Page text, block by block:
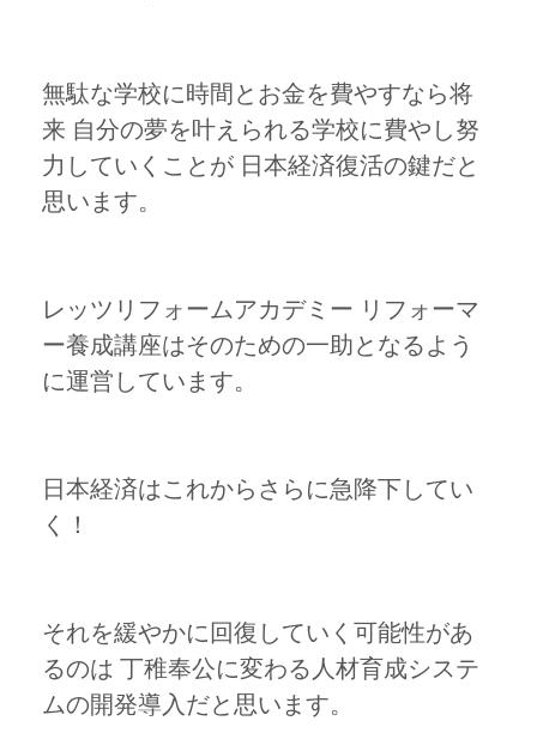
無駄な学校に時間とお金を費やすなら将
来 自分の夢を叶えられる学校に費やし努
力していくことが 日本経済復活の鍵だと
思います。
レッツリフォームアカデミー リフォーマ
ー養成講座はそのための一助となるよう
に運営しています。
日本経済はこれからさらに急降下してい
く！
それを緩やかに回復していく可能性があ
るのは 丁稚奉公に変わる人材育成システ
ムの開発導入だと思います。